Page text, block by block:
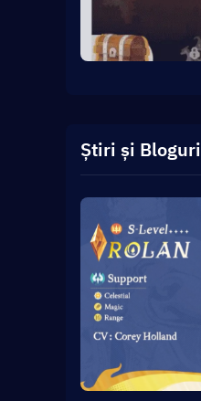
Știri și Bloguri